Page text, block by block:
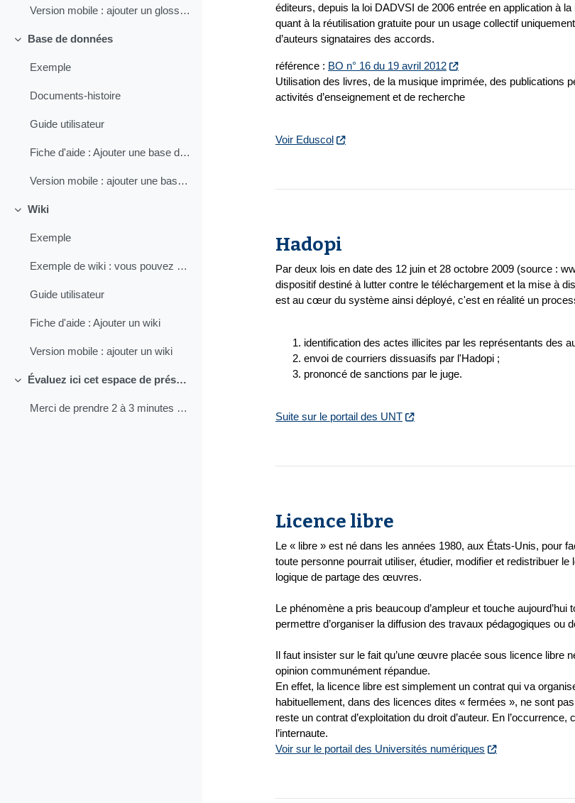
Version mobile : ajouter un glossaire
Replier
Base de données
Exemple
Documents-histoire
Guide utilisateur
Fiche d'aide : Ajouter une base de données
Version mobile : ajouter une base de données
Replier
Wiki
Exemple
Exemple de wiki : vous pouvez y participer
Guide utilisateur
Fiche d'aide : Ajouter un wiki
Version mobile : ajouter un wiki
Replier
Évaluez ici cet espace de présentation
Merci de prendre 2 à 3 minutes pour répondre à ce questionnaire
éditeurs, depuis la loi DADVSI de 2006 entrée en application à
quant à la réutilisation gratuite pour un usage collectif
d’auteurs signataires des accords.
référence : BO n° 16 du 19 avril 2012
Utilisation des livres, de la musique imprimée, des publications
activités d’enseignement et de recherche
Voir Eduscol
Hadopi
Par deux lois en date des 12 juin et 28 octobre 2009 (source :
dispositif destiné à lutter contre le téléchargement et la mise à
est au cœur du système ainsi déployé, c'est en réalité un
identification des actes illicites par les représentants des
envoi de courriers dissuasifs par l'Hadopi ;
prononcé de sanctions par le juge.
Suite sur le portail des UNT
Licence libre
Le « libre » est né dans les années 1980, aux États-Unis, pour
toute personne pourrait utiliser, étudier, modifier et redistribuer
logique de partage des œuvres.
Le phénomène a pris beaucoup d’ampleur et touche
permettre d’organiser la diffusion des travaux pédagogiques ou
Il faut insister sur le fait qu’une œuvre placée sous licence libre
opinion communément répandue.
En effet, la licence libre est simplement un contrat qui va
habituellement, dans des licences dites « fermées », ne sont
reste un contrat d’exploitation du droit d’auteur. En
l’internaute.
Voir sur le portail des Universités numériques